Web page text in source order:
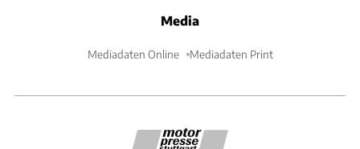
Media
Mediadaten Online Mediadaten Print